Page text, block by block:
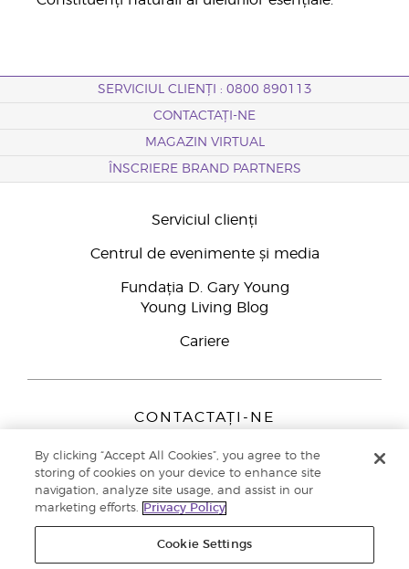
SERVICIUL CLIENȚI : 0800 890113
CONTACTAȚI-NE
MAGAZIN VIRTUAL
ÎNSCRIERE BRAND PARTNERS
Serviciul clienți
Centrul de evenimente și media
Fundația D. Gary Young
Young Living Blog
Cariere
CONTACTAȚI-NE
Peizerweg 97
9727 AJ Groningen
Netherlands
Înscriere Brand Partners0800 890113
By clicking “Accept All Cookies”, you agree to the
storing of cookies on your device to enhance site
navigation, analyze site usage, and assist in our
marketing efforts.
Privacy Policy
Cookie Settings